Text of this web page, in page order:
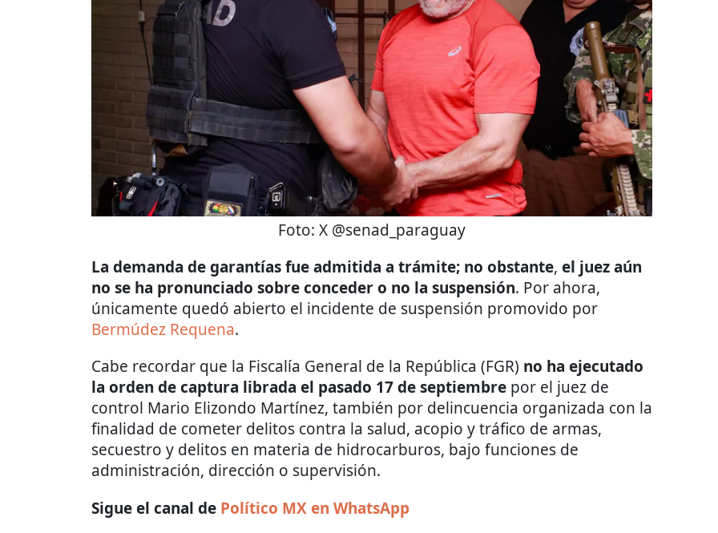
Foto: X @senad_paraguay
La demanda de garantías fue admitida a trámite; no obstante, el juez aún
no se ha pronunciado sobre conceder o no la suspensión. Por ahora,
únicamente quedó abierto el incidente de suspensión promovido por
Bermúdez Requena.
Cabe recordar que la Fiscalía General de la República (FGR) no ha ejecutado
la orden de captura librada el pasado 17 de septiembre por el juez de
control Mario Elizondo Martínez, también por delincuencia organizada con la
finalidad de cometer delitos contra la salud, acopio y tráfico de armas,
secuestro y delitos en materia de hidrocarburos, bajo funciones de
administración, dirección o supervisión.
Sigue el canal de Político MX en WhatsApp